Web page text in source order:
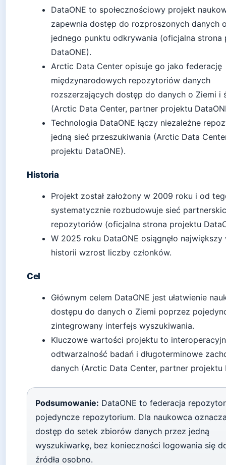
DataONE to społecznościowy projekt
zapewnia dostęp do rozproszonych danych
jednego punktu odkrywania (oficjalna strona
DataONE).
Arctic Data Center opisuje go jako federację
międzynarodowych repozytoriów danych
rozszerzających dostęp do danych o Ziemi i
(Arctic Data Center, partner projektu
Technologia DataONE łączy niezależne
jedną sieć przeszukiwania (Arctic Data
projektu DataONE).
Historia
Projekt został założony w 2009 roku i od
systematycznie rozbudowuje sieć
repozytoriów (oficjalna strona projektu
W 2025 roku DataONE osiągnęło
historii wzrost liczby członków.
Cel
Głównym celem DataONE jest ułatwienie
dostępu do danych o Ziemi poprzez
zintegrowany interfejs wyszukiwania.
Kluczowe wartości projektu to
odtwarzalność badań i długoterminowe
danych (Arctic Data Center, partner projektu
Podsumowanie: DataONE to federacja
pojedyncze repozytorium. Dla naukowca
dostęp do setek zbiorów danych przez jedną
wyszukiwarkę, bez konieczności logowania się
źródła osobno.